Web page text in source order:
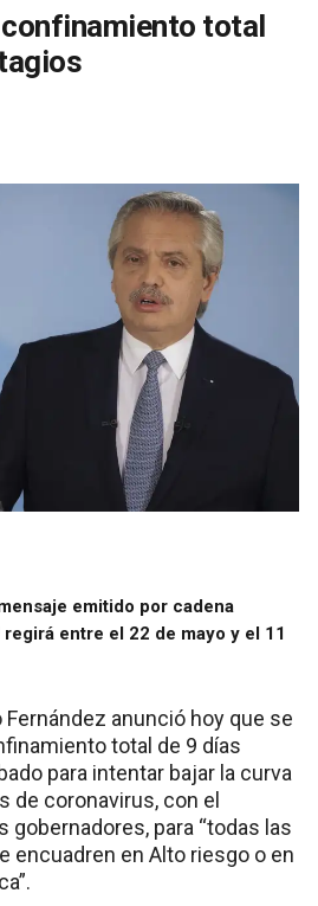
confinamiento total
emitido por cadena
regirá entre el 22 de mayo y el 11
anunció hoy que se
total de 9 días
para intentar bajar la curva
de coronavirus, con el
gobernadores, para “todas las
encuadren en Alto riesgo o en